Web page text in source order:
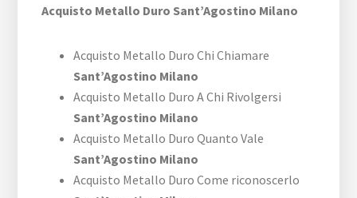
Acquisto Metallo Duro Sant’Agostino Milano
Acquisto Metallo Duro Chi Chiamare
Sant’Agostino Milano
Acquisto Metallo Duro A Chi Rivolgersi
Sant’Agostino Milano
Acquisto Metallo Duro Quanto Vale
Sant’Agostino Milano
Acquisto Metallo Duro Come riconoscerlo